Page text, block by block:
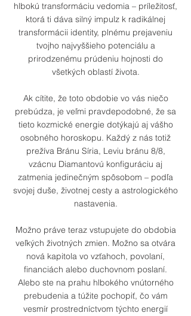
hlbokú transformáciu vedomia – príležitosť,
ktorá ti dáva silný impulz k radikálnej
transformácii identity, plnému prejaveniu
tvojho najvyššieho potenciálu a
prirodzenému prúdeniu hojnosti do
všetkých oblastí života.
Ak cítite, že toto obdobie vo vás niečo
prebúdza, je veľmi pravdepodobné, že sa
tieto kozmické energie dotýkajú aj vášho
osobného horoskopu. Každý z nás totiž
prežíva Bránu Síria, Leviu bránu 8/8,
vzácnu Diamantovú konfiguráciu aj
zatmenia jedinečným spôsobom – podľa
svojej duše, životnej cesty a astrologického
nastavenia.
Možno práve teraz vstupujete do obdobia
veľkých životných zmien. Možno sa otvára
nová kapitola vo vzťahoch, povolaní,
financiách alebo duchovnom poslaní.
Alebo ste na prahu hlbokého vnútorného
prebudenia a túžite pochopiť, čo vám
vesmír prostredníctvom týchto energií